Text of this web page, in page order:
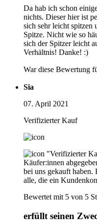
Da hab ich schon
nichts. Dieser hier ist
sich sehr leicht spitzen
Spitze. Nicht wie so
sich der Spitzer leicht
Verhältnis! Danke! :)
War diese Bewertung
Sia
07. April 2021
Verifizierter Kauf
"Verifizierter
Käufer:innen
bei uns gekauft haben.
alle, die ein
Bewertet mit 5 von 5
erfüllt seinen